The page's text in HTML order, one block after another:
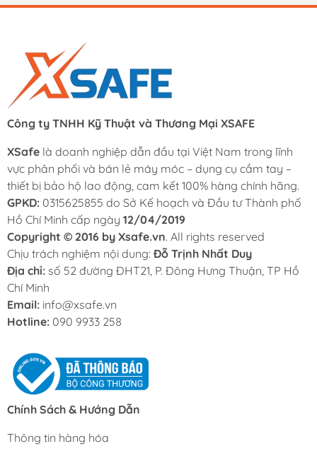
Công ty TNHH Kỹ Thuật và Thương Mại XSAFE
XSafe là doanh nghiệp dẫn đầu tại Việt Nam trong lĩnh
vực phân phối và bán lẻ máy móc – dụng cụ cầm tay –
thiết bị bảo hộ lao động, cam kết 100% hàng chính hãng.
GPKD: 0315625855 do Sở Kế hoạch và Đầu tư Thành phố
Hồ Chí Minh cấp ngày 12/04/2019
Copyright © 2016 by Xsafe.vn. All rights reserved
Chịu trách nghiệm nội dung: Đỗ Trịnh Nhất Duy
Địa chỉ: số 52 đường ĐHT21, P. Đông Hưng Thuận, TP Hồ
Chí Minh
Email: info@xsafe.vn
Hotline: 090 9933 258
Chính Sách & Hướng Dẫn
Thông tin hàng hóa